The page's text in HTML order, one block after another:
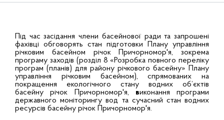
Під час засідання члени басейнової ради та запрошені
фахівці обговорять стан підготовки Плану управління
річковим басейном річок Причорномор'я, зокрема
програму заходів (розділ 8 «Розробка повного переліку
програм (планів) для району річкового басейну» Плану
управління річковим басейном), спрямованих на
покращення екологічного стану водних об’єктів
басейну річок Причорномор'я, виконання програми
державного моніторингу вод та сучасний стан водних
ресурсів басейну річок Причорномор'я.